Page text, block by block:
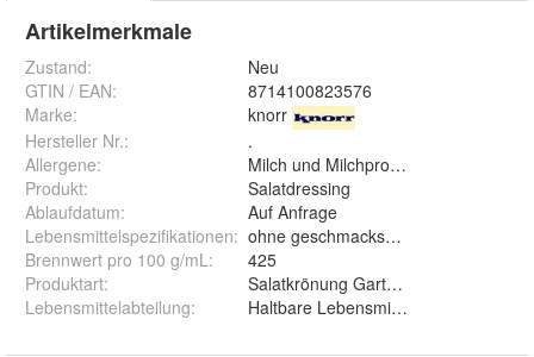
Artikelmerkmale
Zustand:
Neu
GTIN / EAN:
8714100823576
Marke:
knorr
Hersteller Nr.:
.
Allergene:
Milch und Milchprodukte
Produkt:
Salatdressing
Ablaufdatum:
Auf Anfrage
Lebensmittelspezifikationen: ohne geschmacksverstärkende
Brennwert pro 100 g/mL:
425
Produktart:
Salatkrönung Gartenkräuter
Lebensmittelabteilung: Haltbare Lebensmittel